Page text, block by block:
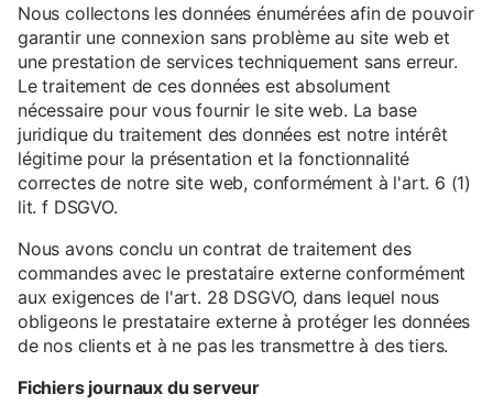
Nous collectons les données énumérées afin de pouvoir
garantir une connexion sans problème au site web et
une prestation de services techniquement sans erreur.
Le traitement de ces données est absolument
nécessaire pour vous fournir le site web. La base
juridique du traitement des données est notre intérêt
légitime pour la présentation et la fonctionnalité
correctes de notre site web, conformément à l'art. 6 (1)
lit. f DSGVO.
Nous avons conclu un contrat de traitement des
commandes avec le prestataire externe conformément
aux exigences de l'art. 28 DSGVO, dans lequel nous
obligeons le prestataire externe à protéger les données
de nos clients et à ne pas les transmettre à des tiers.
Fichiers journaux du serveur